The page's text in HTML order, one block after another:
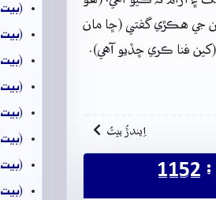
جي هڪڙي گفتي (ڇا مان
فنا ڪري ڇڏيو آهي).
اِيندڙُ بيتُ
(بيت
(بيت
(بيت
(بيت
(بيت
(بيت
(بيت
(بيت